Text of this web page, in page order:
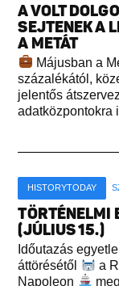
A VOLT
SEJTENEK A
A METÁT
Májusban a
százalékától,
jelentős
adatközpontokra
HISTORYTODAY
TÖRTÉNELMI
(JÚLIUS 15.)
Időutazás
áttörésétől
a
Napoleon